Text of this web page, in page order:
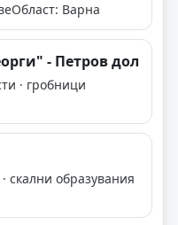
Област: Варна
- Петров дол
· гробници
скални образувания